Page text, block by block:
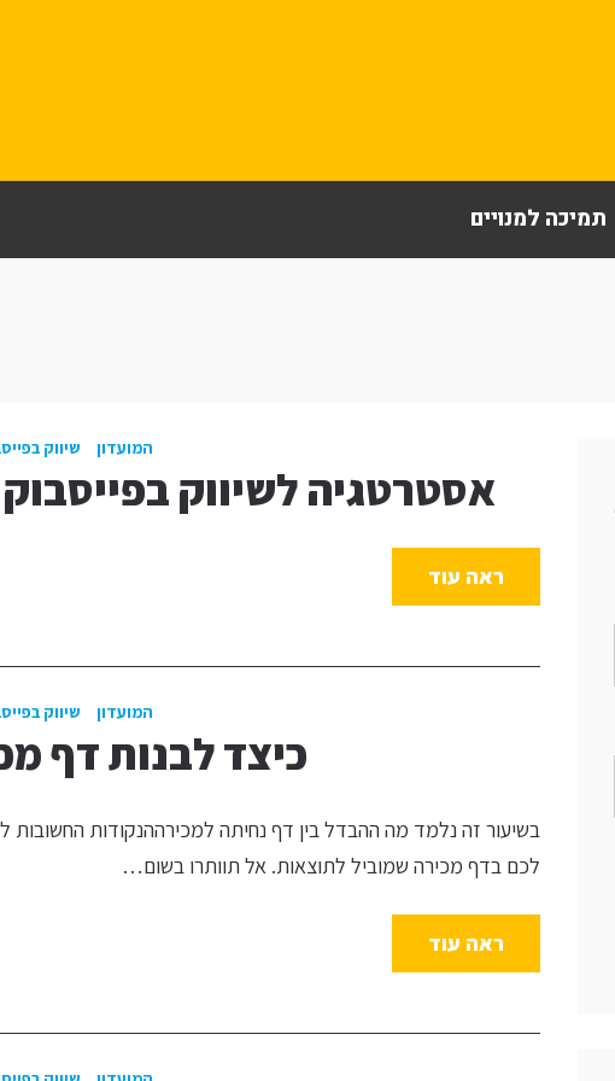
תמיכה למנויים
המועדון שיווק
אסטרטגיה לשיווק
ראה עוד
המועדון שיווק
כיצד לבנות דף
בשיעור זה נלמד מה ההבדל בין דף נחיתה למכירההנקודות החשובות
לכם בדף מכירה שמוביל לתוצאות. אל תוותרו בשום…
ראה עוד